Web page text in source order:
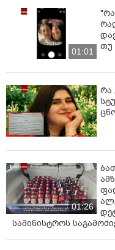
მოუწოდებს აქციის
პოლიციის კანონიერ
სიტუაციის
შემთხვევაში
კანონით
ღონისძიებებს“, -
01:01
თუ
რა
01:26
სამინისტროს